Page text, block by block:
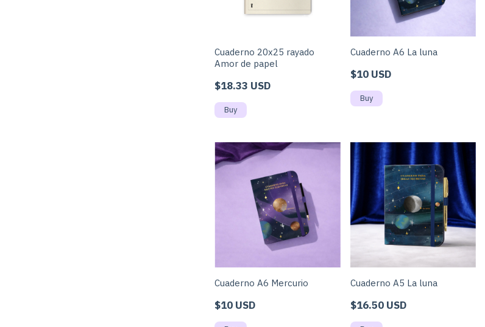
Cuaderno 20x25 rayado
Amor de papel
$18.33 USD
Cuaderno A6 La luna
$10 USD
Cuaderno A6 Mercurio
$10 USD
Cuaderno A5 La luna
$16.50 USD